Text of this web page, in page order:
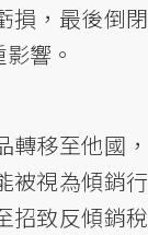
損，最後倒閉
響。
轉移至他國，
被視為傾銷行
招致反傾銷稅